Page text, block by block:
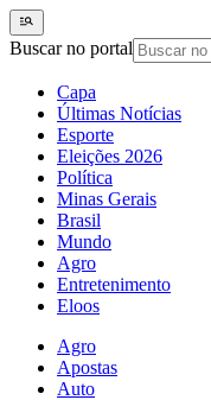
Buscar no portal
Capa
Últimas Notícias
Esporte
Eleições 2026
Política
Minas Gerais
Brasil
Mundo
Agro
Entretenimento
Eloos
Agro
Apostas
Auto